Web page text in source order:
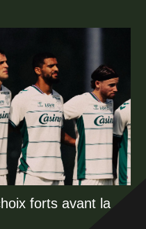
forts avant la